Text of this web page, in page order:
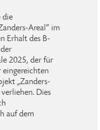
die
Areal“ im
Erhalt des B-
2025, der für
eingereichten
„Zanders-
Dies
auf dem